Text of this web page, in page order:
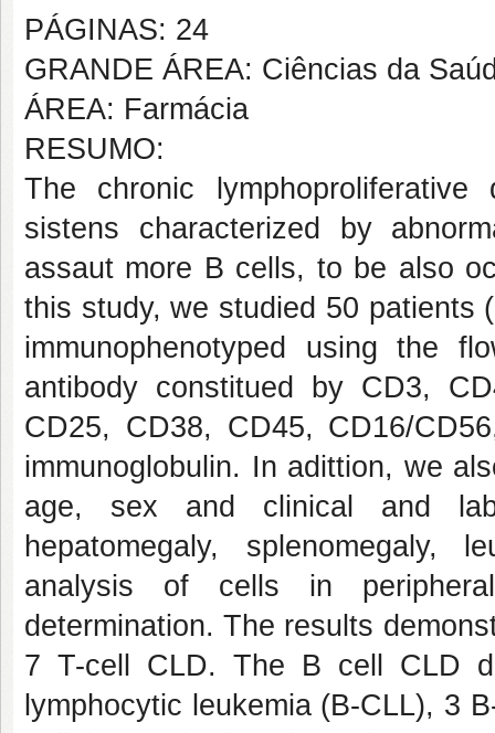
PÁGINAS: 24
GRANDE ÁREA: Ciências da
ÁREA: Farmácia
RESUMO:
The chronic
sistens characterized by
assaut more B cells, to be also
this study, we studied 50 patients
immunophenotyped using the
antibody constitued by CD3,
CD25, CD38, CD45, CD16/
immunoglobulin. In adittion, we
age, sex and clinical and
hepatomegaly, splenomegaly,
analysis of cells in
determination. The results
7 T-cell CLD. The B cell CLD
lymphocytic leukemia (B-CLL), 3